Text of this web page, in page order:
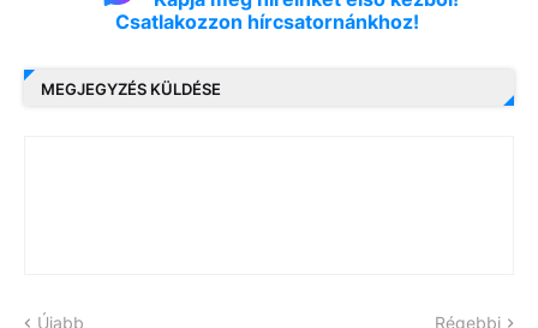
Csatlakozzon hírcsatornánkhoz!
MEGJEGYZÉS KÜLDÉSE
Újabb Régebbi